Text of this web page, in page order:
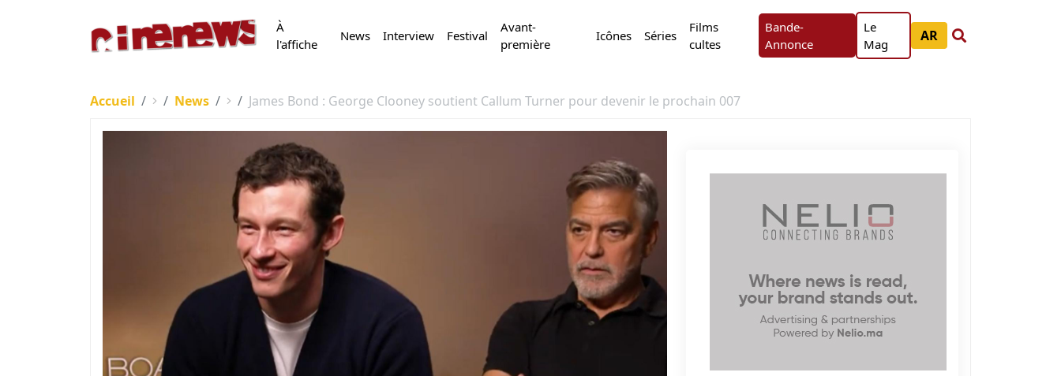
À
l'affiche
News Interview Festival
Avant-
première
Icônes Séries
Films
cultes
Bande-
Annonce
Le
Mag
AR
Accueil News James Bond : George Clooney soutient Callum Turner pour devenir le prochain 007